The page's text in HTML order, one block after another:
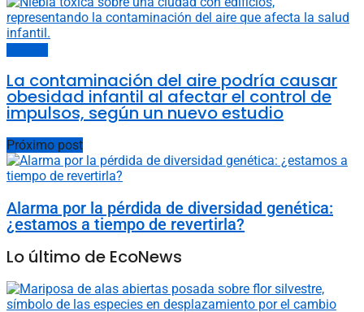
La contaminación del aire podría causar
obesidad infantil al afectar el control de
impulsos, según un nuevo estudio
Próximo post
Alarma por la pérdida de diversidad genética:
¿estamos a tiempo de revertirla?
Lo último de EcoNews